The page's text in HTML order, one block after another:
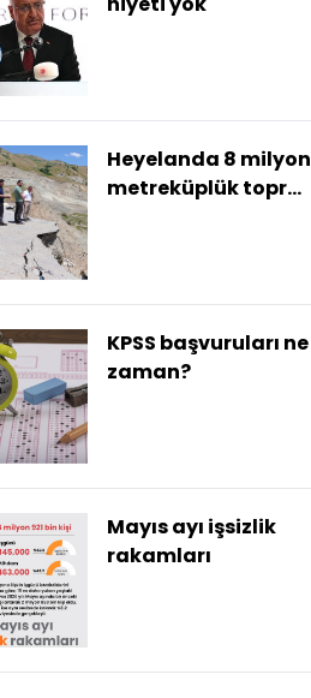
Heyelanda 8 milyon
metreküplük toprak
KPSS başvuruları ne
zaman?
Mayıs ayı işsizlik
rakamları